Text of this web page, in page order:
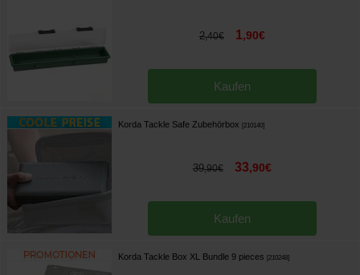
2,40€ 1,90€
Kaufen
Korda Tackle Safe Zubehörbox [210140]
39,90€ 33,90€
Kaufen
Korda Tackle Box XL Bundle 9 pieces [210248]